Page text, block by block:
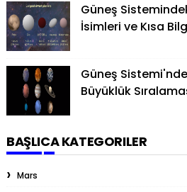
Güneş
İsimleri ve Kısa
Güneş
Büyüklük
BAŞLICA KATEGORILER
Mars